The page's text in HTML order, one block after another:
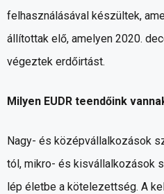
felhasználásával készültek,
állítottak elő, amelyen 2020.
végeztek erdőirtást.
Milyen EUDR teendőink
Nagy- és középvállalkozások
tól, mikro- és kisvállalkozások
lép életbe a kötelezettség. A